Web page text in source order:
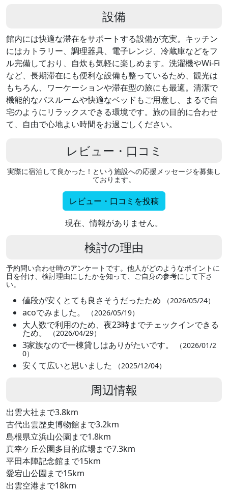
設備
館内には快適な滞在をサポートする設備が充実。キッチン
にはカトラリー、調理器具、電子レンジ、冷蔵庫などをフ
ル完備しており、自炊も気軽に楽しめます。洗濯機やWi-Fi
など、長期滞在にも便利な設備も整っているため、観光は
もちろん、ワーケーションや滞在型の旅にも最適。清潔で
機能的なバスルームや快適なベッドもご用意し、まるで自
宅のようにリラックスできる環境です。旅の目的に合わせ
て、自由で心地よい時間をお過ごしください。
レビュー・口コミ
実際に宿泊して良かった！という施設への応援メッセージを募集し
ております。
レビュー・口コミを投稿
現在、情報がありません。
検討の理由
予約問い合わせ時のアンケートです。他人がどのようなポイントに
目を付け、検討理由にしたかを知って、ご自身の参考にして下さ
い。
値段が安くとても良さそうだったため （2026/05/24）
acoでみました。 （2026/05/19）
大人数で利用のため、夜23時までチェックインできる
ため。 （2026/04/29）
3家族なので一棟貸しはありがたいです。
（2026/01/2
0）
安くて広いと思いました （2025/12/04）
周辺情報
出雲大社まで3.8km
古代出雲歴史博物館まで3.2km
島根県立浜山公園まで1.8km
真幸ケ丘公園多目的広場まで7.3km
平田本陣記念館まで15km
愛宕山公園まで15km
出雲空港まで18km